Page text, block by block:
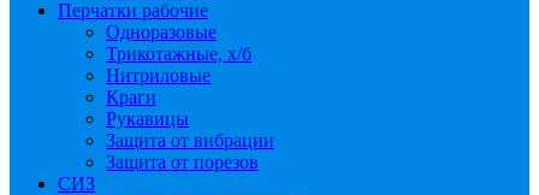
Перчатки рабочие
Одноразовые
Трикотажные, х/б
Нитриловые
Краги
Рукавицы
Защита от вибрации
Защита от порезов
СИЗ